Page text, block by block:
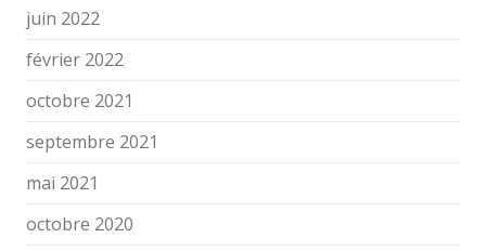
juin 2022
février 2022
octobre 2021
septembre 2021
mai 2021
octobre 2020